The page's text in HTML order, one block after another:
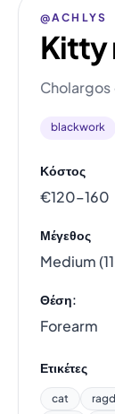
@ACHLYS
Kitty
Cholargos
blackwork
Κόστος
€120–160
Μέγεθος
Medium
Θέση:
Forearm
Ετικέτες
cat